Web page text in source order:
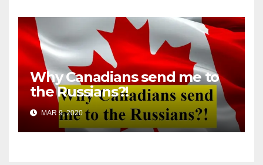
Why Canadians send me to
the Russians?!
MAR 9, 2020